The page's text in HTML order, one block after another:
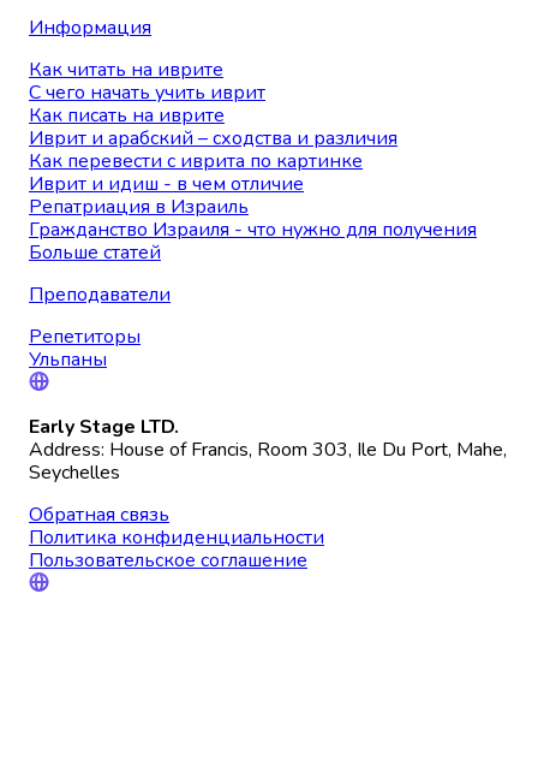
Информация
Как читать на иврите
С чего начать учить иврит
Как писать на иврите
Иврит и арабский – сходства и различия
Как перевести с иврита по картинке
Иврит и идиш - в чем отличие
Репатриация в Израиль
Гражданство Израиля - что нужно для получения
Больше статей
Преподаватели
Репетиторы
Ульпаны
Early Stage LTD.
Address: House of Francis, Room 303, Ile Du Port, Mahe,
Seychelles
Обратная связь
Политика конфиденциальности
Пользовательское соглашение